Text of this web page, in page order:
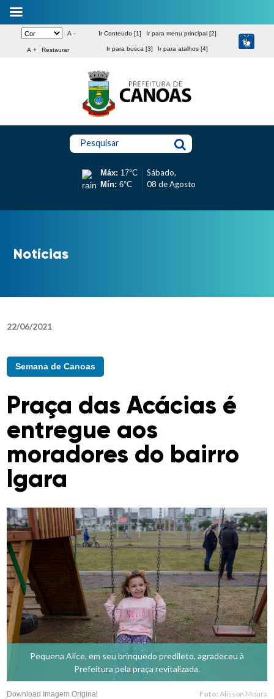
A -
A + Restaurar
Ir Conteudo [1] Ir para menu principal [2]
Ir para busca [3] Ir para atalhos [4]
Pesquisar
Máx: 17°C
Mín: 6°C
Sábado,
08 de Agosto
Notícias
22/06/2021
Semana de Canoas
Praça das Acácias é
entregue aos
moradores do bairro
Igara
Pequena Alice, em seu brinquedo predileto, agradeceu à
Prefeitura pela praça revitalizada.
Download Imagem Original Foto: Alisson Moura